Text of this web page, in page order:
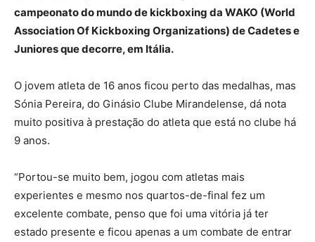
campeonato do mundo de kickboxing da WAKO (World
Association Of Kickboxing Organizations) de Cadetes e
Juniores que decorre, em Itália.
O jovem atleta de 16 anos ficou perto das medalhas, mas
Sónia Pereira, do Ginásio Clube Mirandelense, dá nota
muito positiva à prestação do atleta que está no clube há
9 anos.
“Portou-se muito bem, jogou com atletas mais
experientes e mesmo nos quartos-de-final fez um
excelente combate, penso que foi uma vitória já ter
estado presente e ficou apenas a um combate de entrar